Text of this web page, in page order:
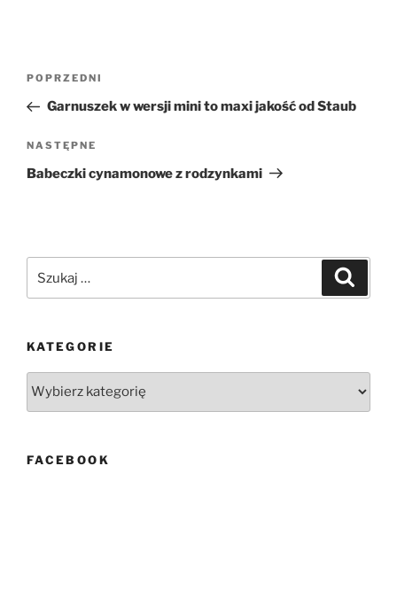
Nawigacja
Poprzedni
wpis
POPRZEDNI
Garnuszek w wersji mini to maxi jakość od Staub
Następny
wpis
NASTĘPNE
Babeczki cynamonowe z rodzynkami
KATEGORIE
FACEBOOK